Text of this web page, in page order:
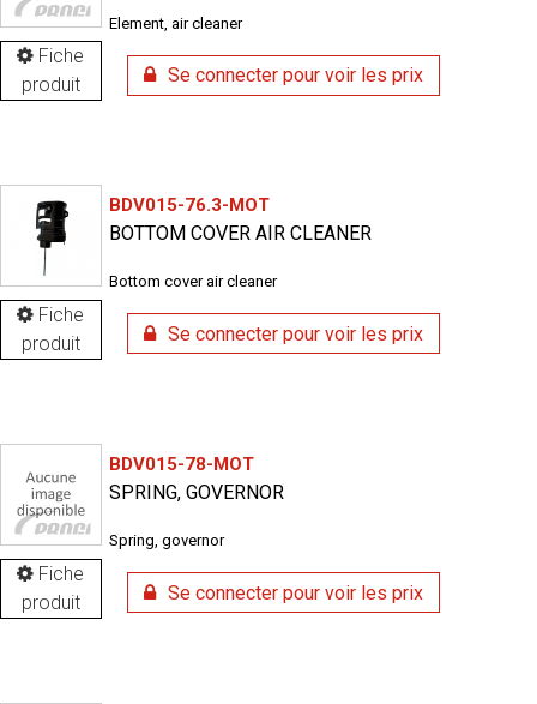
Fiche
produit
Element, air cleaner
Se connecter pour voir les prix
Fiche
produit
BDV015-76.3-MOT
BOTTOM COVER AIR CLEANER
Bottom cover air cleaner
Se connecter pour voir les prix
Fiche
produit
BDV015-78-MOT
SPRING, GOVERNOR
Spring, governor
Se connecter pour voir les prix